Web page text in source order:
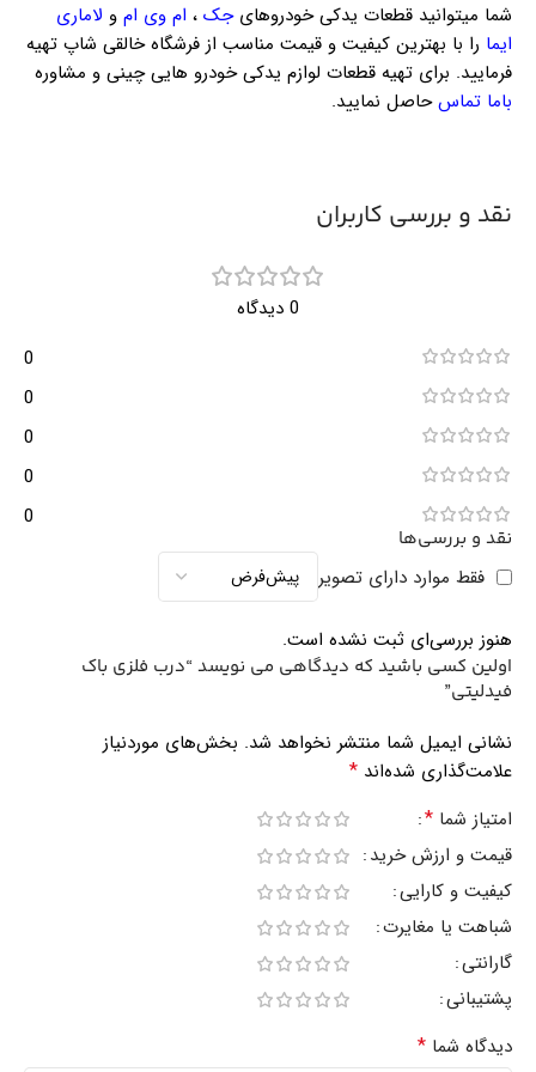
شما میتوانید قطعات یدکی خودروهایجک ، ام وی ام و لاماری
ایما را با بهترین کیفیت و قیمت مناسب از فرشگاه خالقی شاپ تهیه
فرمایید. برای تهیه قطعات لوازم یدکی خودرو هایی چینی و مشاوره
باما تماس حاصل نمایید.
نقد و بررسی کاربران
0 دیدگاه
0
0
0
0
0
نقد و بررسی‌ها
فقط موارد دارای تصویر
هنوز بررسی‌ای ثبت نشده است.
اولین کسی باشید که دیدگاهی می نویسد “درب فلزی باک
فیدلیتی”
نشانی ایمیل شما منتشر نخواهد شد. بخش‌های موردنیاز
علامت‌گذاری شده‌اند *
امتیاز شما *
قیمت و ارزش خرید
کیفیت و کارایی
شباهت یا مغایرت
گارانتی
پشتیبانی
دیدگاه شما *